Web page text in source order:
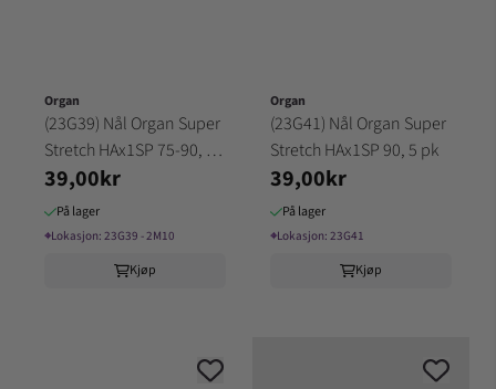
Organ
(23G39) Nål Organ Super
Stretch HAx1SP 75-90, 5
pk (2M10)
39,00kr
På lager
⌖Lokasjon: 23G39 - 2M10
Kjøp
Organ
(23G41) Nål Organ Super
Stretch HAx1SP 90, 5 pk
39,00kr
På lager
⌖Lokasjon: 23G41
Kjøp